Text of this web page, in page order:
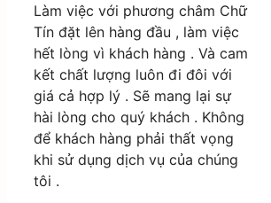
Làm việc với phương châm Chữ
Tín đặt lên hàng đầu , làm việc
hết lòng vì khách hàng . Và cam
kết chất lượng luôn đi đôi với
giá cả hợp lý . Sẽ mang lại sự
hài lòng cho quý khách . Không
để khách hàng phải thất vọng
khi sử dụng dịch vụ của chúng
tôi .